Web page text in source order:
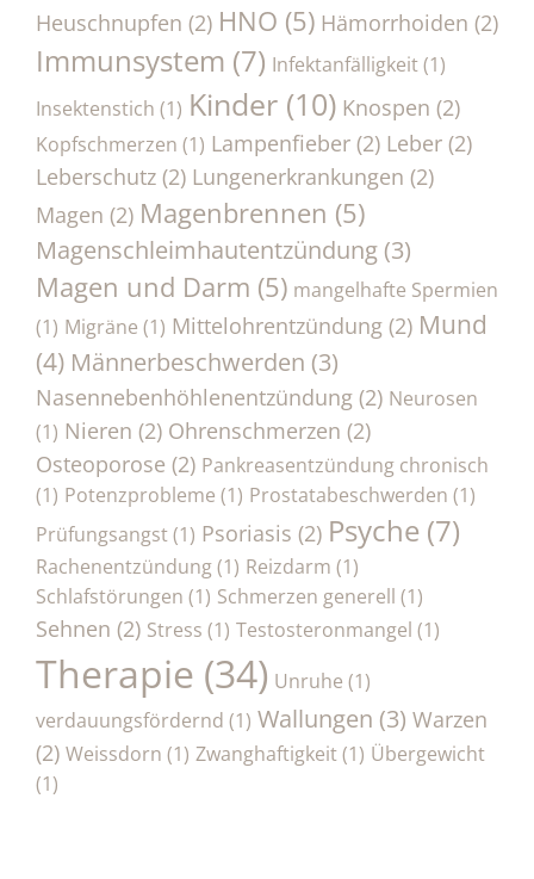
Heuschnupfen (2) HNO (5) Hämorrhoiden (2)
Immunsystem (7) Infektanfälligkeit(1)
Insektenstich (1) Kinder (10) Knospen (2)
Kopfschmerzen (1) Lampenfieber (2) Leber (2)
Leberschutz (2) Lungenerkrankungen (2)
Magen (2) Magenbrennen (5)
Magenschleimhautentzündung (3)
Magen und Darm (5) mangelhafte Spermien
(1) Migräne (1) Mittelohrentzündung (2) Mund
(4) Männerbeschwerden (3)
Nasennebenhöhlenentzündung (2) Neurosen
(1) Nieren (2) Ohrenschmerzen (2)
Osteoporose (2) Pankreasentzündung chronisch
(1) Potenzprobleme (1) Prostatabeschwerden (1)
Prüfungsangst(1) Psoriasis (2) Psyche (7)
Rachenentzündung(1) Reizdarm (1)
Schlafstörungen (1) Schmerzen generell (1)
Sehnen (2) Stress (1) Testosteronmangel (1)
Therapie (34) Unruhe (1)
verdauungsfördernd (1) Wallungen (3) Warzen
(2) Weissdorn (1) Zwanghaftigkeit(1) Übergewicht
(1)